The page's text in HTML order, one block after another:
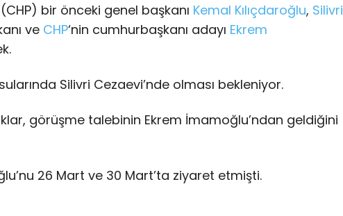
bir önceki genel başkanı Kemal Kılıçdaroğlu, Silivri
ve CHP‘nin cumhurbaşkanı adayı Ekrem
Silivri Cezaevi’nde olması bekleniyor.
görüşme talebinin Ekrem İmamoğlu’ndan geldiğini
26 Mart ve 30 Mart’ta ziyaret etmişti.